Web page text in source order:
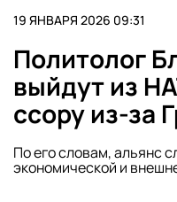
19 ЯНВАРЯ 2026 09:31
Политолог
выйдут из
ссору из-за
По его словам, альянс
экономической и